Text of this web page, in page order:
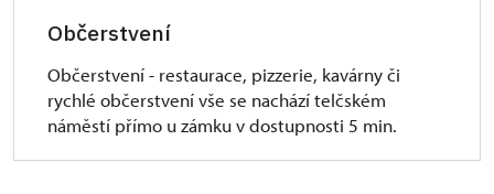
Občerstvení
Občerstvení - restaurace, pizzerie, kavárny či
rychlé občerstvení vše se nachází telčském
náměstí přímo u zámku v dostupnosti 5 min.